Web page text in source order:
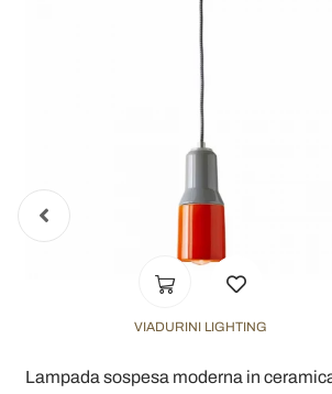
VIADURINI LIGHTING
Lampada sospesa moderna in